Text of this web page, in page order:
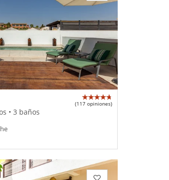
(117 opiniones)
• 3 baños